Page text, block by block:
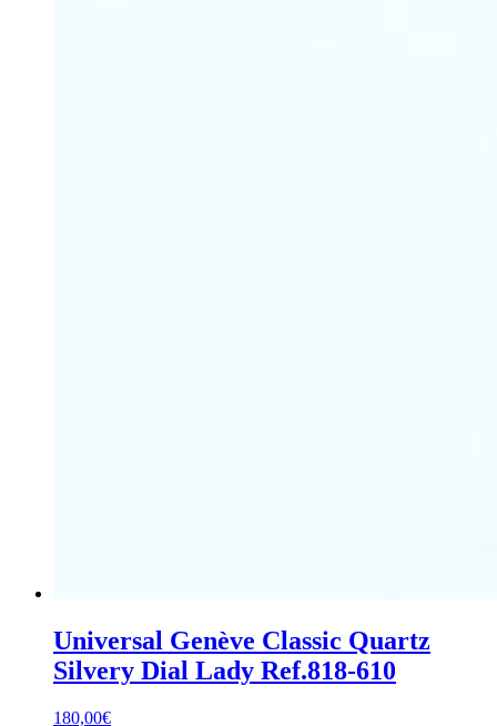
Universal Genève Classic Quartz
Silvery Dial Lady Ref.818-610
180,00€